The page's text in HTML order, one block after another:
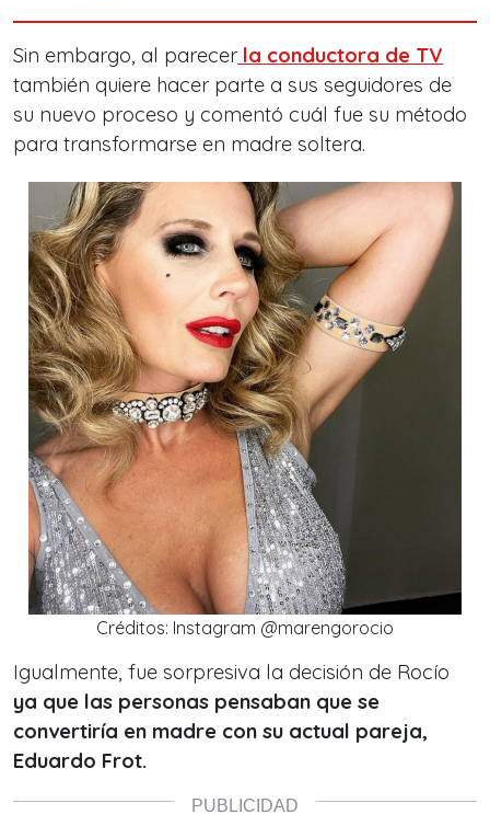
Sin embargo, al parecer la conductora de TV
también quiere hacer parte a sus seguidores de
su nuevo proceso y comentó cuál fue su método
para transformarse en madre soltera.
Créditos: Instagram @marengorocio
Igualmente, fue sorpresiva la decisión de Rocío
ya que las personas pensaban que se
convertiría en madre con su actual pareja,
Eduardo Frot.